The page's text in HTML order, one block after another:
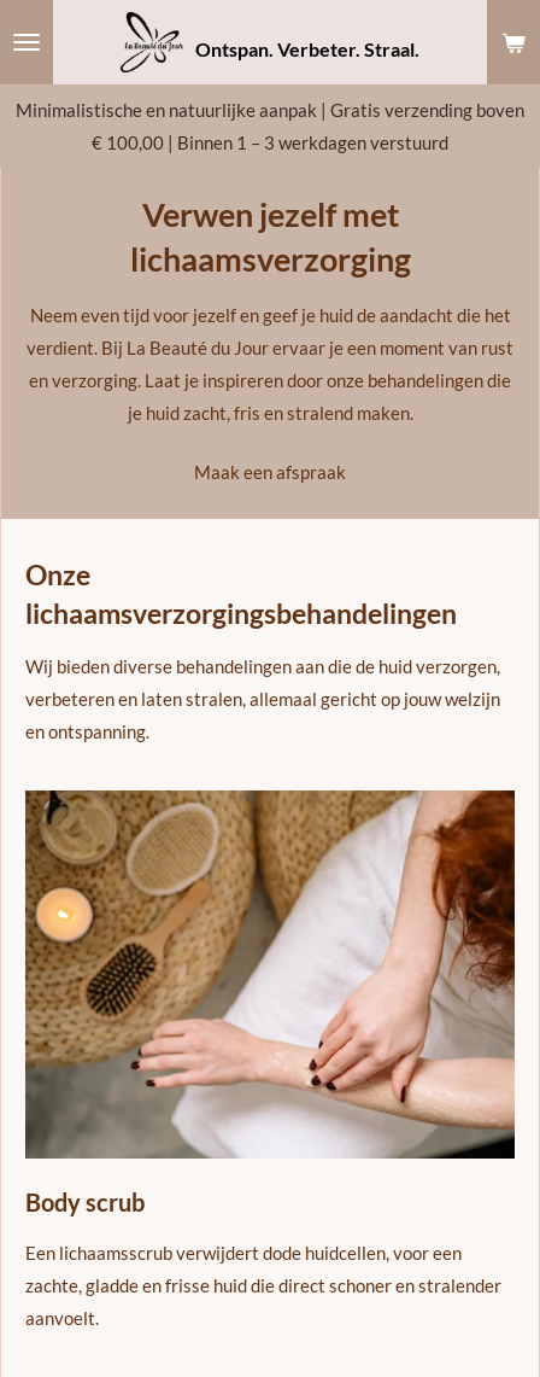
Ontspan. Verbeter. Straal.
Minimalistische en natuurlijke aanpak | Gratis verzending boven
€ 100,00 | Binnen 1 – 3 werkdagen verstuurd
Verwen jezelf met
lichaamsverzorging
Neem even tijd voor jezelf en geef je huid de aandacht die het
verdient. Bij La Beauté du Jour ervaar je een moment van rust
en verzorging. Laat je inspireren door onze behandelingen die
je huid zacht, fris en stralend maken.
Maak een afspraak
Onze
lichaamsverzorgingsbehandelingen
Wij bieden diverse behandelingen aan die de huid verzorgen,
verbeteren en laten stralen, allemaal gericht op jouw welzijn
en ontspanning.
Body scrub
Een lichaamsscrub verwijdert dode huidcellen, voor een
zachte, gladde en frisse huid die direct schoner en stralender
aanvoelt.